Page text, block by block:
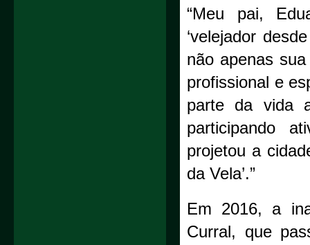
“Meu pai,
‘velejador
não apenas
profissional e
parte da vida
participando
projetou a
da Vela’.”
Em 2016, a
Curral, que